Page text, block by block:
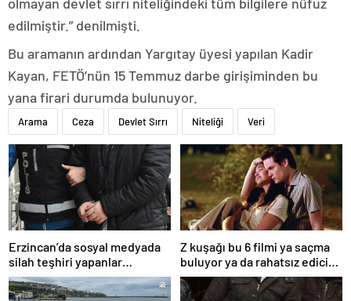
edilmiştir.” denilmişti.
Bu aramanın ardından Yargıtay üyesi yapılan Kadir
Kayan, FETÖ’nün 15 Temmuz darbe girişiminden bu
yana firari durumda bulunuyor.
Arama Ceza Devlet Sırrı Niteliği Veri
Erzincan’da sosyal medyada
silah teşhiri yapanlar
yakalandı
Z kuşağı bu 6 filmi ya saçma
buluyor ya da rahatsız edici
ve toksik!